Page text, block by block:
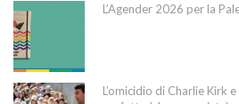
L’Agender 2026 per la
L’omicidio di Charlie Kirk